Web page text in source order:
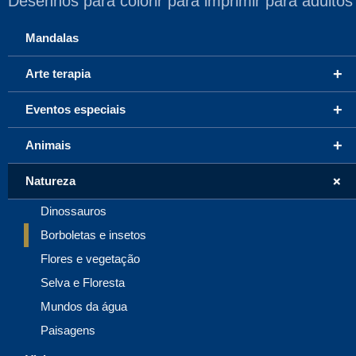
Mandalas
+
Arte terapia
+
Eventos especiais
+
Animais
+
Natureza
Dinossauros
Borboletas e insetos
Flores e vegetação
Selva e Floresta
Mundos da água
Paisagens